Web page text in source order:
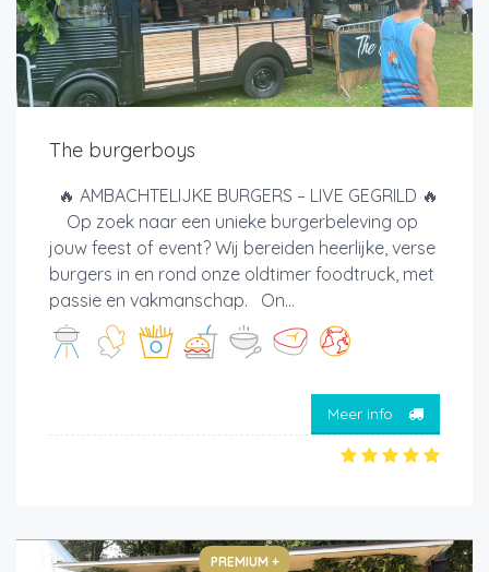
The burgerboys
🔥 AMBACHTELIJKE BURGERS – LIVE GEGRILD 🔥
Op zoek naar een unieke burgerbeleving op
jouw feest of event? Wij bereiden heerlijke, verse
burgers in en rond onze oldtimer foodtruck, met
passie en vakmanschap. On...
Meer info
PREMIUM +